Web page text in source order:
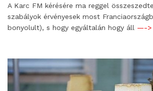
A Karc FM kérésére ma reggel
szabályok érvényesek most
bonyolult), s hogy egyáltalán hogy áll —->